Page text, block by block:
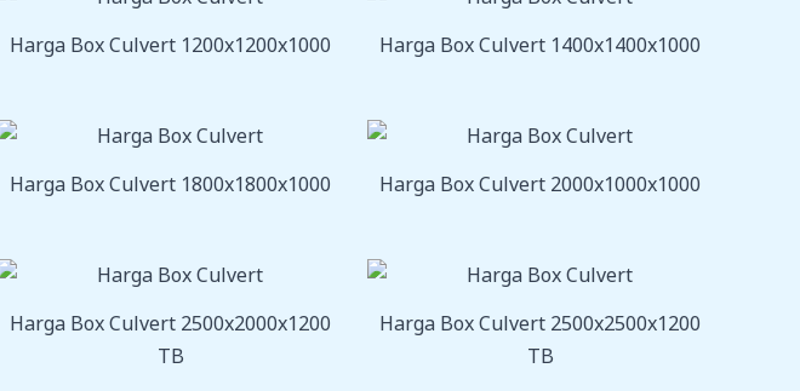
Harga Box Culvert 1200x1200x1000 Harga Box Culvert 1400x1400x1000
Harga Box Culvert 1800x1800x1000 Harga Box Culvert 2000x1000x1000
Harga Box Culvert 2500x2000x1200
TB
Harga Box Culvert 2500x2500x1200
TB